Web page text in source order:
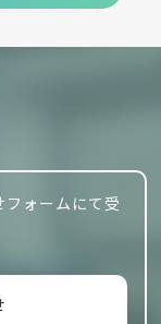
ォームにて受